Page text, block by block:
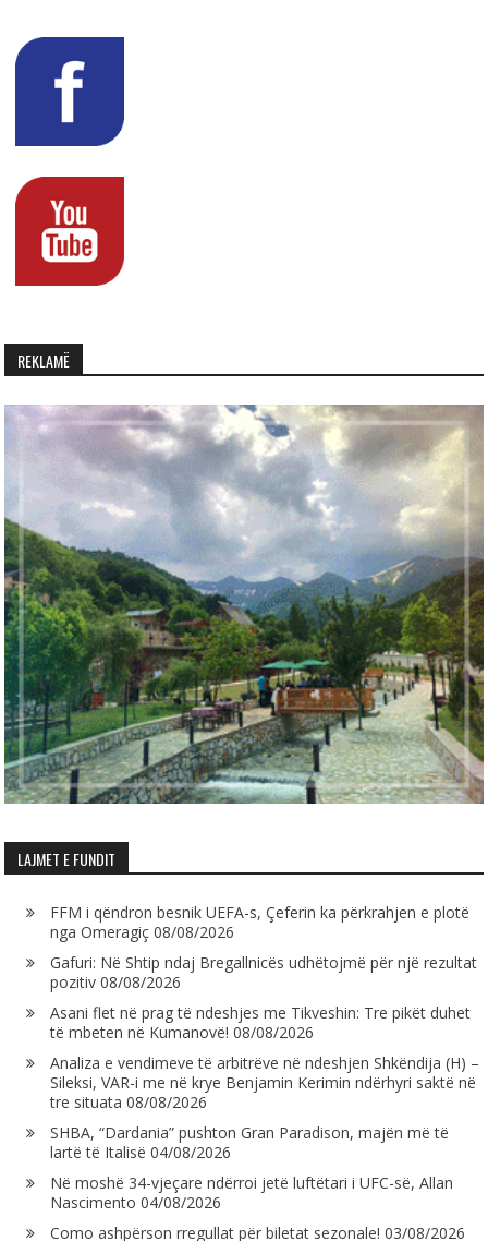
REKLAMË
LAJMET E FUNDIT
FFM i qëndron besnik UEFA-s, Çeferin ka përkrahjen e plotë
nga Omeragiç 08/08/2026
Gafuri: Në Shtip ndaj Bregallnicës udhëtojmë për një rezultat
pozitiv 08/08/2026
Asani flet në prag të ndeshjes me Tikveshin: Tre pikët duhet
të mbeten në Kumanovë! 08/08/2026
Analiza e vendimeve të arbitrëve në ndeshjen Shkëndija (H) –
Sileksi, VAR-i me në krye Benjamin Kerimin ndërhyri saktë në
tre situata 08/08/2026
SHBA, “Dardania” pushton Gran Paradison, majën më të
lartë të Italisë 04/08/2026
Në moshë 34-vjeçare ndërroi jetë luftëtari i UFC-së, Allan
Nascimento 04/08/2026
Como ashpërson rregullat për biletat sezonale! 03/08/2026